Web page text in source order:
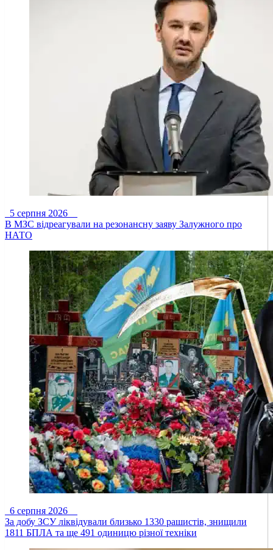
5 серпня 2026
В МЗС відреагували на резонансну заяву Залужного про
НАТО
6 серпня 2026
За добу ЗСУ ліквідували близько 1330 рашистів, знищили
1811 БПЛА та ще 491 одиницю різної техніки